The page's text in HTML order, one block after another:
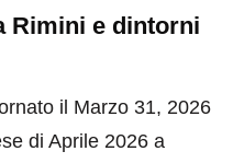
Rimini e dintorni
il Marzo 31, 2026
di Aprile 2026 a